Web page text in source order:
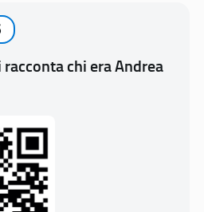
racconta chi era Andrea